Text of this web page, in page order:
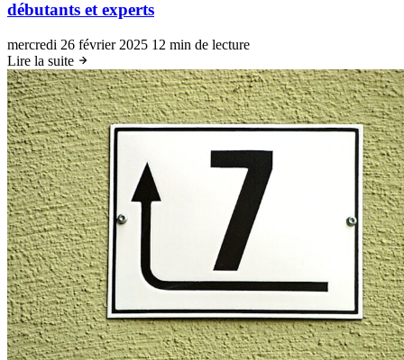
débutants et experts
mercredi 26 février 2025 12 min de lecture
Lire la suite